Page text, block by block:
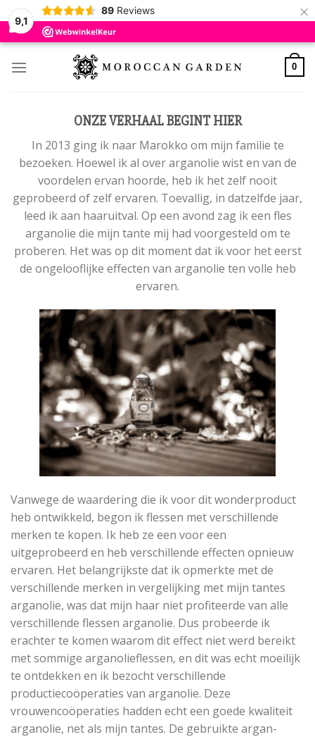
9,1
89 Reviews ×
Skip
0
ONZE VERHAAL BEGINT HIER
In 2013 ging ik naar Marokko om mijn familie te
bezoeken. Hoewel ik al over arganolie wist en van de
voordelen ervan hoorde, heb ik het zelf nooit
geprobeerd of zelf ervaren. Toevallig, in datzelfde jaar,
leed ik aan haaruitval. Op een avond zag ik een fles
arganolie die mijn tante mij had voorgesteld om te
proberen. Het was op dit moment dat ik voor het eerst
de ongelooflijke effecten van arganolie ten volle heb
ervaren.
Vanwege de waardering die ik voor dit wonderproduct
heb ontwikkeld, begon ik flessen met verschillende
merken te kopen. Ik heb ze een voor een
uitgeprobeerd en heb verschillende effecten opnieuw
ervaren. Het belangrijkste dat ik opmerkte met de
verschillende merken in vergelijking met mijn tantes
arganolie, was dat mijn haar niet profiteerde van alle
verschillende flessen arganolie. Dus probeerde ik
erachter te komen waarom dit effect niet werd bereikt
met sommige arganolieflessen, en dit was echt moeilijk
te ontdekken en ik bezocht verschillende
productiecoöperaties van arganolie. Deze
vrouwencoöperaties hadden echt een goede kwaliteit
arganolie, net als mijn tantes. De gebruikte argan-